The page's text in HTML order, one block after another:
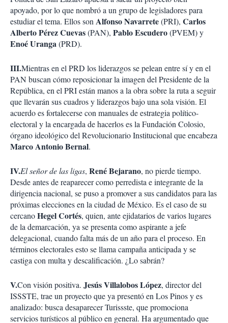
apoyado, por lo que nombró a un grupo de legisladores para
estudiar el tema. Ellos son Alfonso Navarrete(PRI), Carlos
Alberto Pérez Cuevas(PAN), Pablo Escudero(PVEM) y
Enoé Uranga(PRD).
III.Mientras en el PRD los liderazgos se pelean entre sí y en el
PAN buscan cómo reposicionar la imagen del Presidente de la
República, en el PRI están manos a la obra sobre la ruta a seguir
que llevarán sus cuadros y liderazgos bajo una sola visión. El
acuerdo es fortalecerse con manuales de estrategia político-
electoral y la encargada de hacerlos es la Fundación Colosio,
órgano ideológico del Revolucionario Institucional que encabeza
Marco Antonio Bernal.
IV.El señor de las ligas, René Bejarano, no pierde tiempo.
Desde antes de reaparecer como perredista e integrante de la
dirigencia nacional, se puso a promover a sus candidatos para las
próximas elecciones en la ciudad de México. Es el caso de su
cercanoHegel Cortés, quien, ante ejidatarios de varios lugares
de la demarcación, ya se presenta como aspirante a jefe
delegacional, cuando falta más de un año para el proceso. En
términos electorales esto se llama campaña anticipada y se
castiga con multa y descalificación. ¿Lo sabrán?
V.Con visión positiva. Jesús Villalobos López, director del
ISSSTE, trae un proyecto que ya presentó en Los Pinos y es
analizado: busca desaparecer Turissste, que promociona
servicios turísticos al público en general. Ha argumentado que